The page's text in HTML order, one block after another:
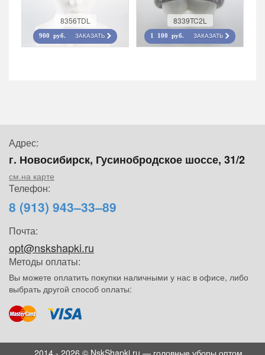
8356TDL
900 руб. ЗАКАЗАТЬ
8339TC2L
1 100 руб. ЗАКАЗАТЬ
Адрес:
г. Новосибирск, Гусинобродское шоссе, 31/2
см.на карте
Телефон:
8 (913) 943–33–89
Почта:
opt@nskshapki.ru
Методы оплаты:
Вы можете оплатить покупки наличными у нас в офисе, либо
выбрать другой способ оплаты:
2014 - 2026 © NskShapki.ru — головные уборы оптом